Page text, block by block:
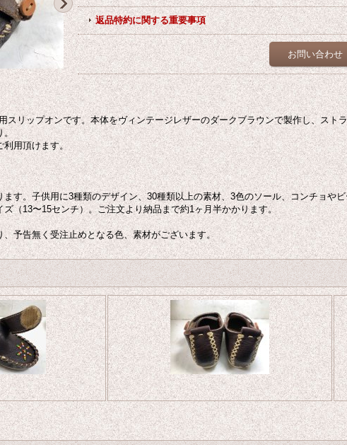
返品特約に関する重要事項
お問い合わせ
スリップオンです。本体をヴィンテージレザーのダークブラウンで製作し、スト
。
利用頂けます。
す。子供用に3種類のデザイン、30種類以上の素材、3色のソール、コンチョや
（13〜15センチ）。ご注文より納品まで約1ヶ月半かかります。
、予告無く受注止めとなる色、素材がございます。